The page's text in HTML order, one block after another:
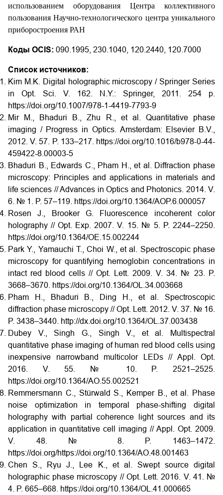
использованием оборудования Центра коллективного
пользования Научно-технологического центра уникального
приборостроения РАН
Коды OCIS: 090.1995, 230.1040, 120.2440, 120.7000
Список источников:
Kim M.K. Digital holographic microscopy / Springer Series
in Opt. Sci. V. 162. N.Y.: Springer, 2011. 254 p.
https://doi.org/10.1007/978-1-4419-7793-9
Mir M., Bhaduri B., Zhu R., et al. Quantitative phase
imaging / Progress in Optics. Amsterdam: Elsevier B.V.,
2012. V. 57. P. 133–217. https://doi.org/10.1016/b978-0-44-
459422-8.00003-5
Bhaduri B., Edwards C., Pham H., et al. Diffraction phase
microscopy: Principles and applications in materials and
life sciences // Advances in Optics and Photonics. 2014. V.
6. № 1. P. 57–119. https://doi.org/10.1364/AOP.6.000057
Rosen J., Brooker G. Fluorescence incoherent color
holography // Opt. Exp. 2007. V. 15. № 5. P. 2244–2250.
https://doi.org/10.1364/OE.15.002244
Park Y., Yamauchi T., Choi W., et al. Spectroscopic phase
microscopy for quantifying hemoglobin concentrations in
intact red blood cells // Opt. Lett. 2009. V. 34. № 23. P.
3668–3670. https://doi.org/10.1364/OL.34.003668
Pham H., Bhaduri B., Ding H., et al. Spectroscopic
diffraction phase microscopy // Opt. Lett. 2012. V. 37. № 16.
P. 3438–3440. http://dx.doi.org/10.1364/OL.37.003438
Dubey V., Singh G., Singh V., et al. Multispectral
quantitative phase imaging of human red blood cells using
inexpensive narrowband multicolor LEDs // Appl. Opt.
2016. V. 55. № 10. P. 2521–2525.
https://doi.org/10.1364/AO.55.002521
Remmersmann C., Stürwald S., Kemper B., et al. Phase
noise optimization in temporal phase-shifting digital
holography with partial coherence light sources and its
application in quantitative cell imaging // Appl. Opt. 2009.
V. 48. № 8. P. 1463–1472.
https://doi.org/https://doi.org/10.1364/AO.48.001463
Chen S., Ryu J., Lee K., et al. Swept source digital
holographic phase microscopy // Opt. Lett. 2016. V. 41. №
4. P. 665–668. https://doi.org/10.1364/OL.41.000665